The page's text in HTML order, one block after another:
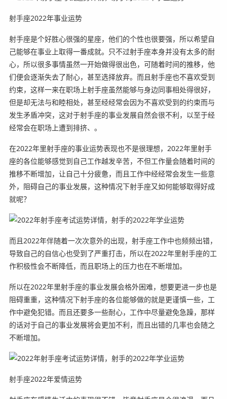
射手座2022年事业运势
射手座是个好胜心很强的星座，他们的个性也很要强，所以希望自
己能够在事业上取得一番成就。只不过射手座本身并没有太多的耐
心，所以很多事情虽然一开始做得很出色，可随着时间的推移，他
们便会逐渐失去了耐心，甚至选择放弃。而且射手座也不喜欢受到
约束，这样一来在职场上射手座虽然能够与身边同事相处得很好，
但是却无法与和睦相处，甚至经经常会因为不喜欢受到的约束而与
发生矛盾冲突，这对于射手座的事业发展自然会很不利，以至于经
经常会在职场上遭到排挤、。
在2022年里射手座的事业运势表现也不是很理想，2022年里射手
座的各位能够感觉到自己工作越发辛苦，不但工作量会随着时间的
推移不断增加，让自己十分疲惫，而且工作中经经常会发生一些意
外，阻碍自己的事业发展，这种情况下射手座又如何能够取得好成
就呢？
而且2022年伴随着一次次意外的出现，射手座工作中也频频出错，
导致自己的自信心也受到了严重打击，所以在2022年里射手座的工
作积极性会不断降低，而且职场上的压力也在不断增加。
所以在2022年里射手座的事业发展会格外困难，想要更进一步也是
阻碍重重，这种情况下射手座的各位能够做的就是更谨慎一些，工
作中避免犯错。而且还要多一些耐心，工作中尽量避免急躁，那样
的话对于自己的事业发展将会更加不利，而且出错的几率也会随之
不断增加。
射手座2022年爱情运势